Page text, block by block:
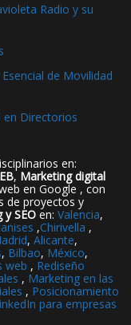
Radio y su
de Movilidad
en Directorios
en:
, Marketing digital
en Google , con
de proyectos y
y SEO en:Valencia,
,Chirivella ,
,Alicante,
, Bilbao, México,
web , Rediseño
, Marketing en las
, Posicionamiento
para empresas